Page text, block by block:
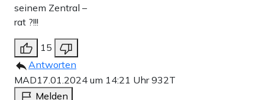
seinem Zentral –
rat ?!!!
15
Antworten
MAD17.01.2024 um 14:21 Uhr932T
Melden